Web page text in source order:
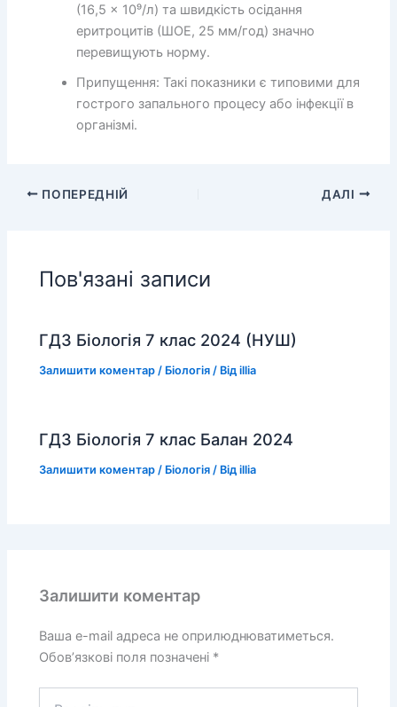
(16,5 × 10⁹/л) та швидкість осідання
еритроцитів (ШОЕ, 25 мм/год) значно
перевищують норму.
Припущення: Такі показники є типовими для
гострого запального процесу або інфекції в
організмі.
ПОПЕРЕДНІЙ ДАЛІ
Пов'язані записи
ГДЗ Біологія 7 клас 2024 (НУШ)
Залишити коментар / Біологія / Відillia
ГДЗ Біологія 7 клас Балан 2024
Залишити коментар / Біологія / Відillia
Залишити коментар
Ваша e-mail адреса не оприлюднюватиметься.
Обов’язкові поля позначені *